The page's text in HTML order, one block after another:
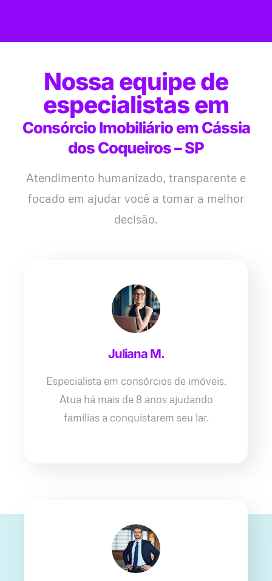
Nossa equipe de
especialistas em
Consórcio Imobiliário em Cássia
dos Coqueiros – SP
Atendimento humanizado, transparente e
focado em ajudar você a tomar a melhor
decisão.
Juliana M.
Especialista em consórcios de imóveis.
Atua há mais de 8 anos ajudando
famílias a conquistarem seu lar.